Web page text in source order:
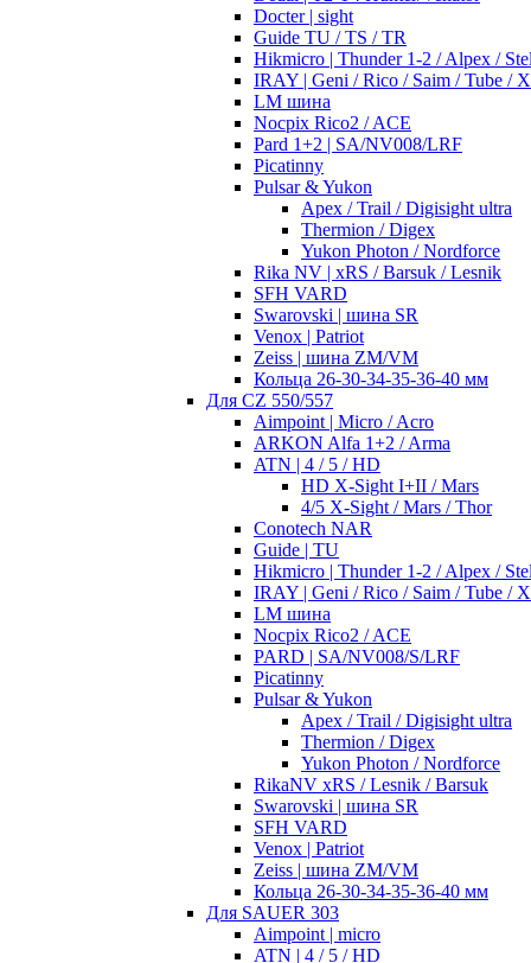
Docter | sight
Guide TU / TS / TR
Hikmicro | Thunder 1-2 / Alpex /
IRAY | Geni / Rico / Saim / Tube /
LM шина
Nocpix Rico2 / ACE
Pard 1+2 | SA/NV008/LRF
Picatinny
Pulsar & Yukon
Apex / Trail / Digisight ultra
Thermion / Digex
Yukon Photon / Nordforce
Rika NV | xRS / Barsuk / Lesnik
SFH VARD
Swarovski | шина SR
Venox | Patriot
Zeiss | шина ZM/VM
Кольца 26-30-34-35-36-40 мм
Для CZ 550/557
Aimpoint | Micro / Acro
ARKON Alfa 1+2 / Arma
ATN | 4 / 5 / HD
HD X-Sight I+II / Mars
4/5 X-Sight / Mars / Thor
Conotech NAR
Guide | TU
Hikmicro | Thunder 1-2 / Alpex /
IRAY | Geni / Rico / Saim / Tube /
LM шина
Nocpix Rico2 / ACE
PARD | SA/NV008/S/LRF
Picatinny
Pulsar & Yukon
Apex / Trail / Digisight ultra
Thermion / Digex
Yukon Photon / Nordforce
RikaNV xRS / Lesnik / Barsuk
Swarovski | шина SR
SFH VARD
Venox | Patriot
Zeiss | шина ZM/VM
Кольца 26-30-34-35-36-40 мм
Для SAUER 303
Aimpoint | micro
ATN | 4 / 5 / HD